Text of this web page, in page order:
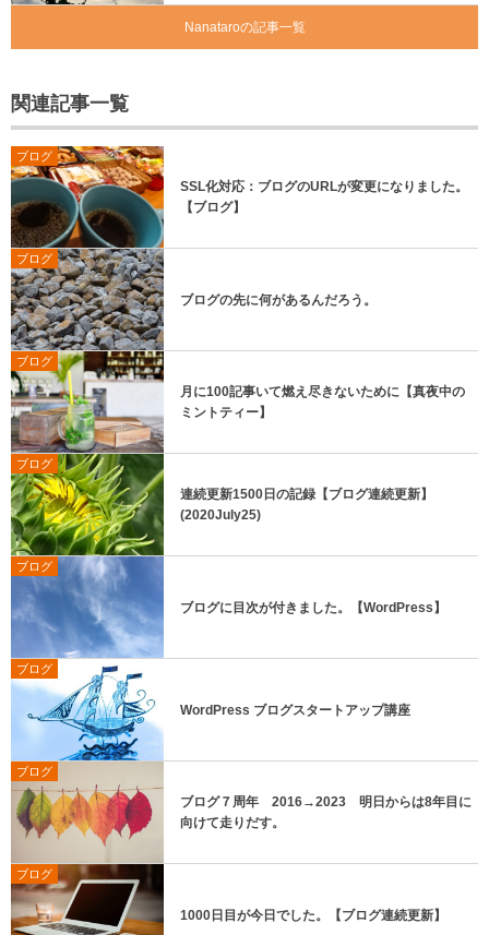
Nanataroの記事一覧
関連記事一覧
ブログ
SSL化対応：ブログのURLが変更になりました。
【ブログ】
ブログ
ブログの先に何があるんだろう。
ブログ
月に100記事いて燃え尽きないために【真夜中の
ミントティー】
ブログ
連続更新1500日の記録【ブログ連続更新】
(2020July25)
ブログ
ブログに目次が付きました。【WordPress】
ブログ
WordPress ブログスタートアップ講座
ブログ
ブログ７周年 2016→2023 明日からは8年目に
向けて走りだす。
ブログ
1000日目が今日でした。【ブログ連続更新】